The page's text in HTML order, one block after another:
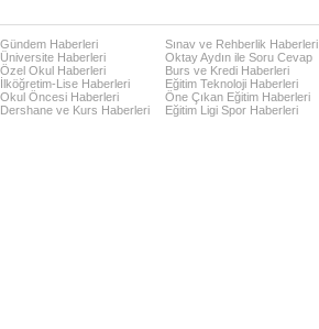
Gündem Haberleri
Üniversite Haberleri
Özel Okul Haberleri
İlköğretim-Lise Haberleri
Okul Öncesi Haberleri
Dershane ve Kurs Haberleri
Sınav ve Rehberlik Haberleri
Oktay Aydın ile Soru Cevap
Burs ve Kredi Haberleri
Eğitim Teknoloji Haberleri
Öne Çıkan Eğitim Haberleri
Eğitim Ligi Spor Haberleri